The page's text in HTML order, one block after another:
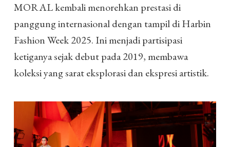
MORAL kembali menorehkan prestasi di
panggung internasional dengan tampil di Harbin
Fashion Week 2025. Ini menjadi partisipasi
ketiganya sejak debut pada 2019, membawa
koleksi yang sarat eksplorasi dan ekspresi artistik.